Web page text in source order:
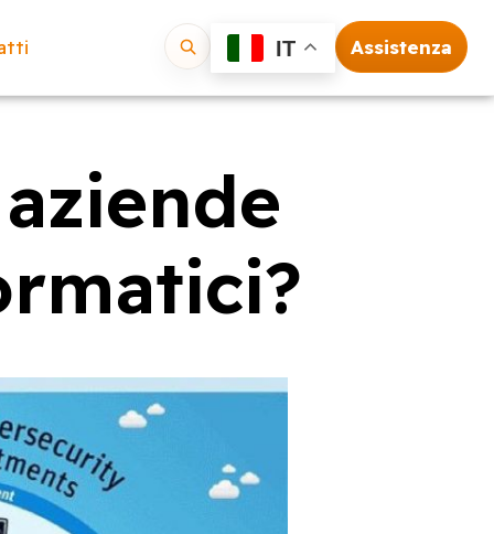
IT Assistenza